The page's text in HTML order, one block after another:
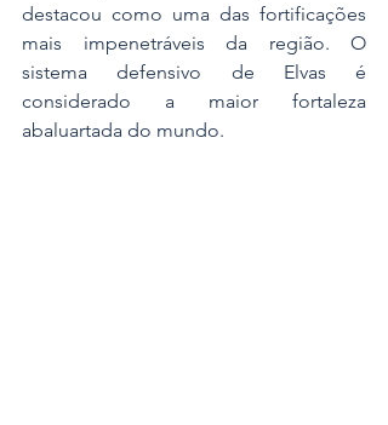
destacou como uma das fortificações
mais impenetráveis da região. O
sistema defensivo de Elvas é
considerado a maior fortaleza
abaluartada do mundo.